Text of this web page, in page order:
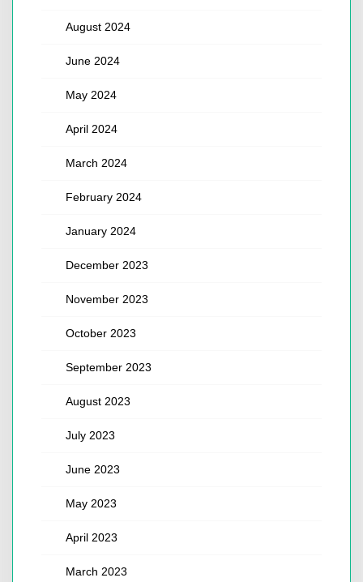
August 2024
June 2024
May 2024
April 2024
March 2024
February 2024
January 2024
December 2023
November 2023
October 2023
September 2023
August 2023
July 2023
June 2023
May 2023
April 2023
March 2023